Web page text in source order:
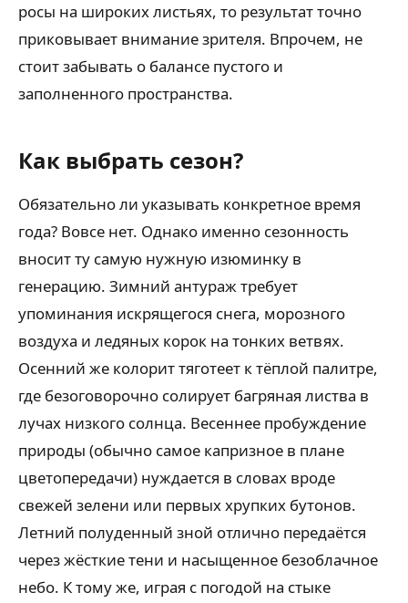
росы на широких листьях, то результат точно
приковывает внимание зрителя. Впрочем, не
стоит забывать о балансе пустого и
заполненного пространства.
Как выбрать сезон?
Обязательно ли указывать конкретное время
года? Вовсе нет. Однако именно сезонность
вносит ту самую нужную изюминку в
генерацию. Зимний антураж требует
упоминания искрящегося снега, морозного
воздуха и ледяных корок на тонких ветвях.
Осенний же колорит тяготеет к тёплой палитре,
где безоговорочно солирует багряная листва в
лучах низкого солнца. Весеннее пробуждение
природы (обычно самое капризное в плане
цветопередачи) нуждается в словах вроде
свежей зелени или первых хрупких бутонов.
Летний полуденный зной отлично передаётся
через жёсткие тени и насыщенное безоблачное
небо. К тому же, играя с погодой на стыке